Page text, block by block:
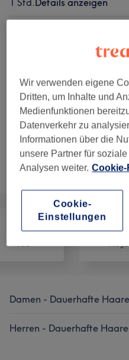
1 Std.Details anzeigen
Damen Dauerhafte
Details anzeigen
- Kinn
30 Min.Details anzeigen
5 weitere passende
Nicht gefunden wonach du
Alle Services
Alle
Damen - Dauerhafte
Herren - Dauerhafte
Wir verwenden eigene
Dritten, um Inhalte und
Medienfunktionen
Datenverkehr zu
Informationen über die
unsere Partner für
Analysen weiter.
Cookie-
Einstellungen